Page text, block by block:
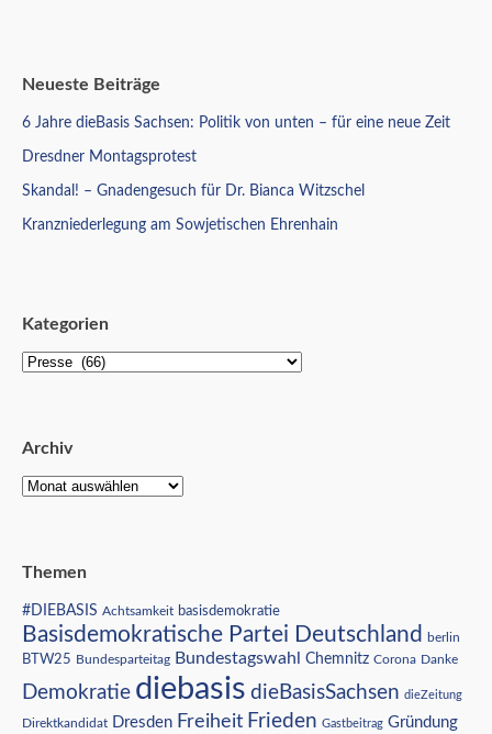
Neueste Beiträge
6 Jahre dieBasis Sachsen: Politik von unten – für eine neue Zeit
Dresdner Montagsprotest
Skandal! – Gnadengesuch für Dr. Bianca Witzschel
Kranzniederlegung am Sowjetischen Ehrenhain
Kategorien
Archiv
Themen
#DIEBASIS Achtsamkeit basisdemokratie
Basisdemokratische Partei Deutschland berlin
BTW25 Bundesparteitag Bundestagswahl Chemnitz Corona Danke
Demokratie diebasis dieBasisSachsen dieZeitung
Direktkandidat Dresden Freiheit Frieden Gastbeitrag Gründung